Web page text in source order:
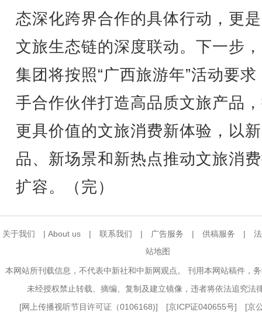
态深化跨界合作的具体行动，更
文旅生态链的深度联动。下一步
集团将按照“广西旅游年”活动要求
手合作伙伴打造高品质文旅产品
更具价值的文旅消费新体验，以
品、新场景和新热点推动文旅消
扩容。（完）
关于我们 | About us | 联系我们 | 广告服务 | 供稿服务 |
站地图
本网站所刊载信息，不代表中新社和中新网观点。 刊用本网站稿件，
未经授权禁止转载、摘编、复制及建立镜像，违者将依法追究法
[网上传播视听节目许可证（0106168)] [京ICP证040655号] [京